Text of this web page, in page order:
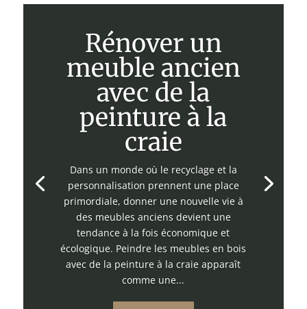
Rénover un
meuble ancien
avec de la
peinture à la
craie
Dans un monde où le recyclage et la
personnalisation prennent une place
primordiale, donner une nouvelle vie à
des meubles anciens devient une
tendance à la fois économique et
écologique. Peindre les meubles en bois
avec de la peinture à la craie apparaît
comme une...